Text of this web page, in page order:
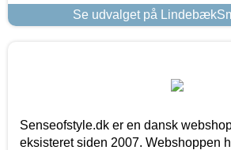
Se udvalget på
Senseofstyle.dk er en dansk
eksisteret siden 2007. Webshoppen